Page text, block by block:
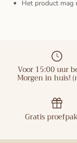
Het product mag
Voor 15:00 uur
Morgen in huis!
Gratis